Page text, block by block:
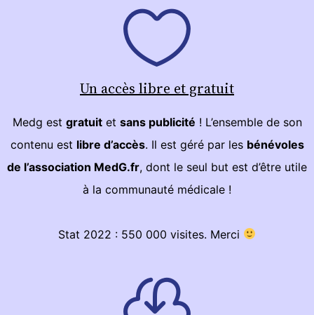
Un accès libre et gratuit
Medg est gratuitet sans publicité ! L’ensemble de son
contenu est libre d’accès. Il est géré par les bénévoles
de l’association MedG.fr, dont le seul but est d’être utile
à la communauté médicale !
Stat 2022 : 550 000 visites. Merci